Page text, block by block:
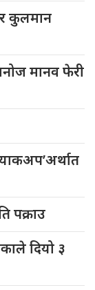
कुलमान
मानव फेरी
पक्राउ
दियो ३